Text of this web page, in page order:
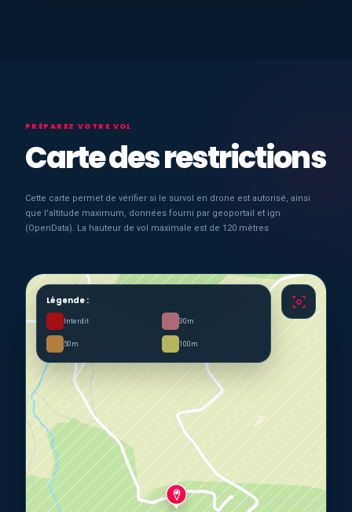
PRÉPAREZ VOTRE VOL
Carte des restrictions
Cette carte permet de vérifier si le survol en drone est autorisé, ainsi
que l'altitude maximum, données fourni par geoportail et ign
(OpenData). La hauteur de vol maximale est de 120 mètres
Légende :
Interdit 30m
50m 100m